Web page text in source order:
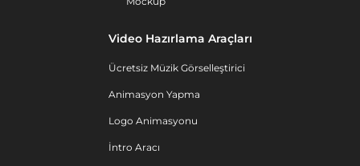
Video Hazırlama Araçları
Ücretsiz Müzik Görselleştirici
Animasyon Yapma
Logo Animasyonu
İntro Aracı